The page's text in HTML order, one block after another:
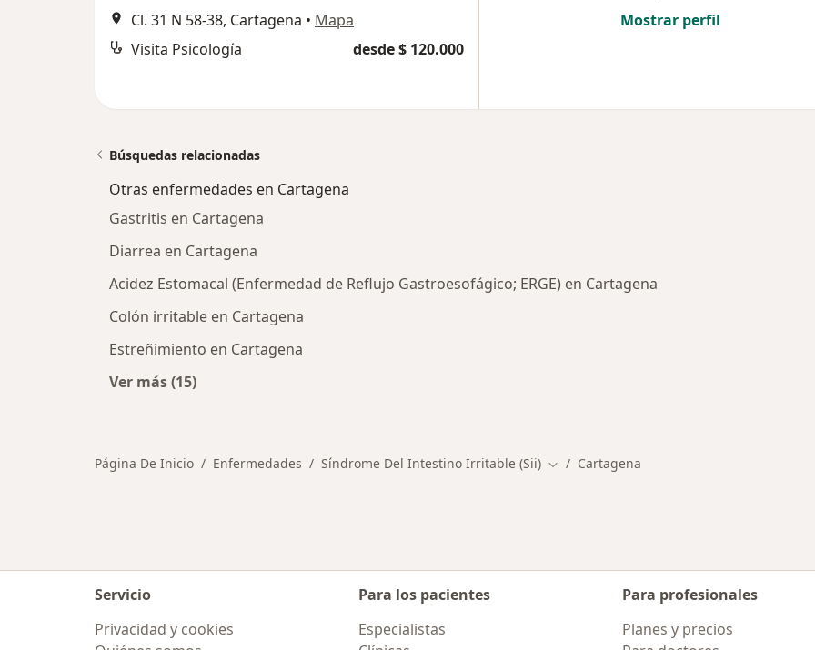
Cl. 31 N 58-38, Cartagena • Mapa
Visita Psicología
desde $ 120.000
Mostrar perfil
Búsquedas relacionadas
Otras enfermedades en Cartagena
Gastritis en Cartagena
Diarrea en Cartagena
Acidez Estomacal (Enfermedad de Reflujo Gastroesofágico; ERGE) en Cartagena
Colón irritable en Cartagena
Estreñimiento en Cartagena
Ver más (15)
Página De Inicio Enfermedades Síndrome Del Intestino Irritable (Sii) Cambiar de ciudad
Cartagena
Servicio
Privacidad y cookies
Para los pacientes
Especialistas
Para profesionales
Planes y precios